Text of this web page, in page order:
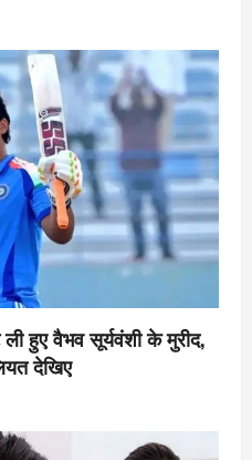
हुए वैभव सूर्यवंशी के मुरीद,
देखिए